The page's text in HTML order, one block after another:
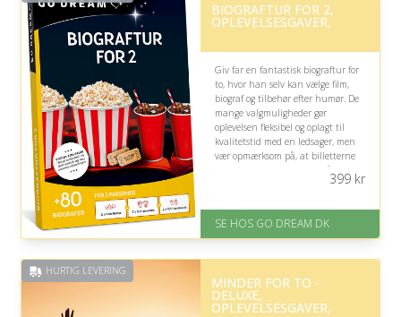
BIOGRAFTUR FOR 2,
OPLEVELSESGAVER,
Giv far en fantastisk biograftur for
to, hvor han selv kan vælge film,
biograf og tilbehør efter humør. De
mange valgmuligheder gør
oplevelsen fleksibel og oplagt til
kvalitetstid med en ledsager, men
vær opmærksom på, at billetterne
skal ombyttes og bestilles på
På lager
Levering: E-gavekort kan leveres
399kr
SE HOS GO DREAM DK
HURTIG LEVERING
MINDER FOR TO -
DELUXE,
OPLEVELSESGAVER,